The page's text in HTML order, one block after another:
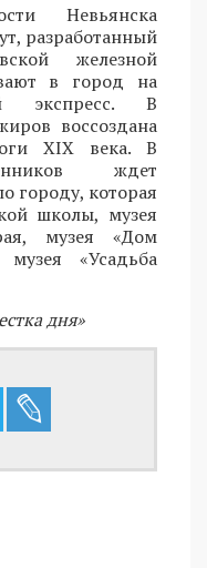
Невьянска
разработанный
железной
в город на
экспресс. В
воссоздана
XIX века. В
ждет
городу, которая
школы, музея
музея «Дом
«Усадьба
дня»